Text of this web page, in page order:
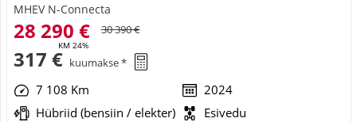
MHEV N-Connecta
28 290 €
KM 24%
30 390 €
317 € kuumakse *
7 108 Km
2024
Hübriid (bensiin / elekter)
Esivedu